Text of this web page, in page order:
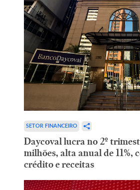
SETOR FINANCEIRO
Daycoval lucra no 2º
milhões, alta anual de 11%,
crédito e receitas